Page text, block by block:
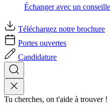
Échanger avec un
Téléchargez notre brochure
Portes ouvertes
Candidature
Tu cherches, on t'aide à trouver !